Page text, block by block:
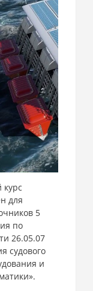
для
5
по
26.05.07
судового
и